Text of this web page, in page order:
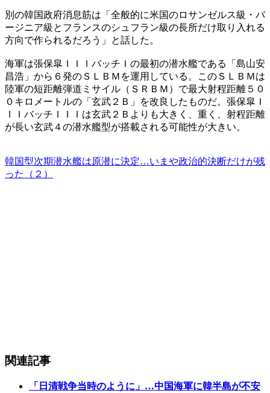
別の韓国政府消息筋は「全般的に米国のロサンゼルス級・バ
ージニア級とフランスのシュフラン級の長所だけ取り入れる
方向で作られるだろう」と話した。
海軍は張保皐ＩＩＩバッチＩの最初の潜水艦である「島山安
昌浩」から６発のＳＬＢＭを運用している。このＳＬＢＭは
陸軍の短距離弾道ミサイル（ＳＲＢＭ）で最大射程距離５０
０キロメートルの「玄武２Ｂ」を改良したものだ。張保皐Ｉ
ＩＩバッチＩＩＩは玄武２Ｂよりも大きく、重く、射程距離
が長い玄武４の潜水艦型が搭載される可能性が大きい。
韓国型次期潜水艦は原潜に決定…いまや政治的決断だけが残
った（２）
関連記事
「日清戦争当時のように」…中国海軍に韓半島が不安